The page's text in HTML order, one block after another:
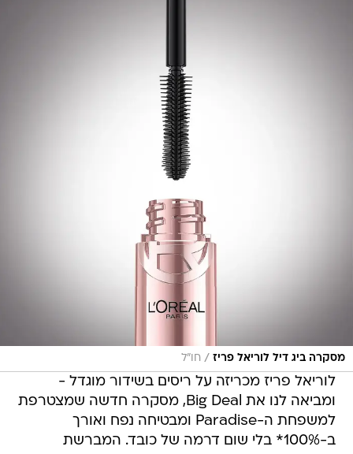
מסקרה ביג דיל לוריאל פריז / חו״ל
לוריאל פריז מכריזה על ריסים בשידור מוגדל -
ומביאה לנו את Big Deal, מסקרה חדשה שמצטרפת
למשפחת ה-Paradise ומבטיחה נפח ואורך
ב-100%* בלי שום דרמה של כובד. המברשת